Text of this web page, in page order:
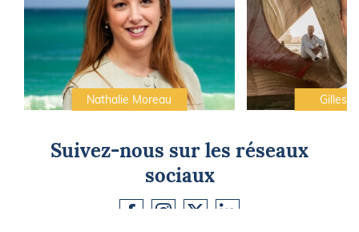
Nathalie Moreau Gilles
Suivez-nous sur les réseaux
sociaux